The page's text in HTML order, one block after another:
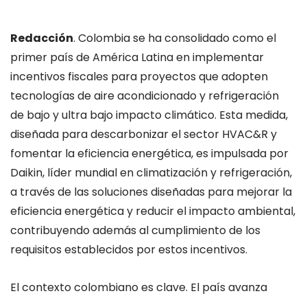
Redacción. Colombia se ha consolidado como el
primer país de América Latina en implementar
incentivos fiscales para proyectos que adopten
tecnologías de aire acondicionado y refrigeración
de bajo y ultra bajo impacto climático. Esta medida,
diseñada para descarbonizar el sector HVAC&R y
fomentar la eficiencia energética, es impulsada por
Daikin, líder mundial en climatización y refrigeración,
a través de las soluciones diseñadas para mejorar la
eficiencia energética y reducir el impacto ambiental,
contribuyendo además al cumplimiento de los
requisitos establecidos por estos incentivos.
El contexto colombiano es clave. El país avanza